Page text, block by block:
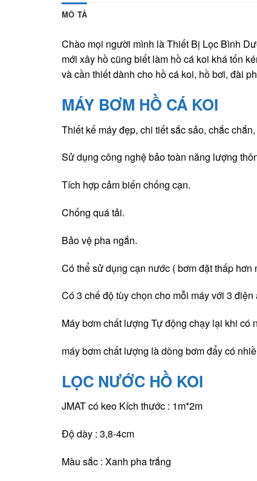
MÔ TẢ
Chào mọi người mình là Thiết Bị Lọc Bình
mới xây hồ cũng biết làm hồ cá koi khá tốn
và cần thiết dành cho hồ cá koi, hồ bơi, đài
MÁY BƠM HỒ CÁ KOI
Thiết kế máy đẹp, chi tiết sắc sảo, chắc
Sử dụng công nghệ bảo toàn năng lượng
Tích hợp cảm biến chống cạn.
Chống quá tải.
Bảo vệ pha ngắn.
Có thể sử dụng cạn nước ( bơm đặt thấp hơn
Có 3 chế độ tùy chọn cho mỗi máy với 3
Máy bơm chất lượng Tự động chạy lại khi có
máy bơm chất lượng là dòng bơm đẩy có
LỌC NƯỚC HỒ KOI
JMAT có keo Kích thước : 1m*2m
Độ dày : 3,8-4cm
Màu sắc : Xanh pha trắng